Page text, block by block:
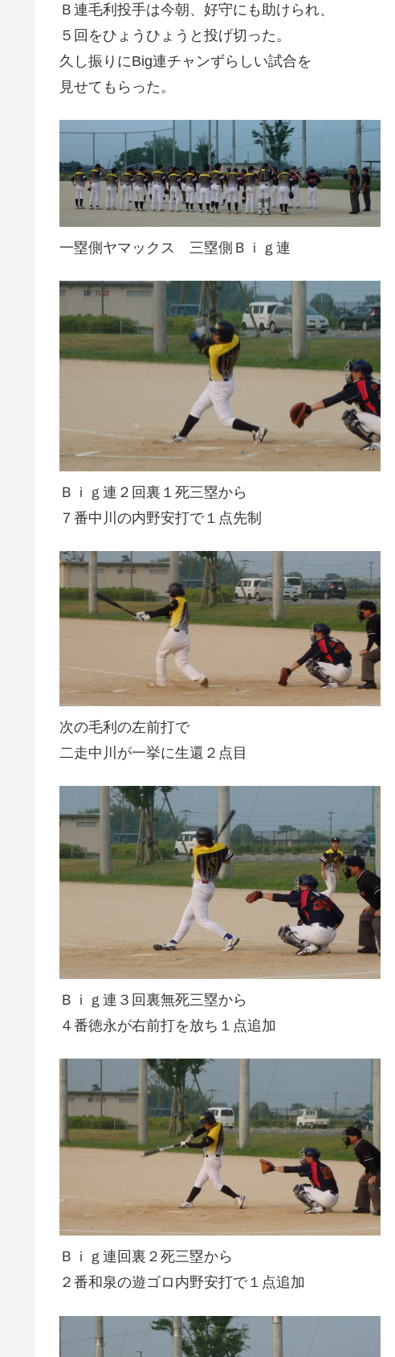
Ｂ連毛利投手は今朝、好守にも助けられ、
５回をひょうひょうと投げ切った。
久し振りにBig連チャンずらしい試合を
見せてもらった。
一塁側ヤマックス 三塁側Ｂｉｇ連
Ｂｉｇ連２回裏１死三塁から
７番中川の内野安打で１点先制
次の毛利の左前打で
二走中川が一挙に生還２点目
Ｂｉｇ連３回裏無死三塁から
４番徳永が右前打を放ち１点追加
Ｂｉｇ連回裏２死三塁から
２番和泉の遊ゴロ内野安打で１点追加